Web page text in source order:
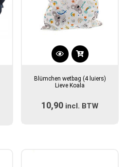
Blümchen wetbag (4 luiers)
Lieve Koala
10,90 incl. BTW